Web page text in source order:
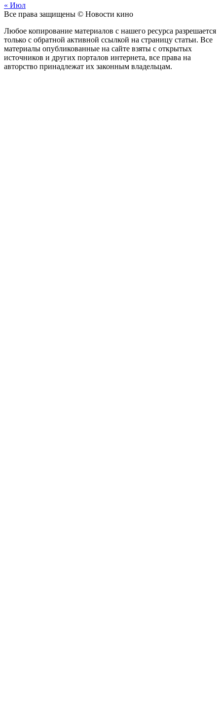
« Июл
Все права защищены © Новости кино
Любое копирование материалов с нашего ресурса разрешается
только с обратной активной ссылкой на страницу статьи. Все
материалы опубликованные на сайте взяты с открытых
источников и других порталов интернета, все права на
авторство принадлежат их законным владельцам.